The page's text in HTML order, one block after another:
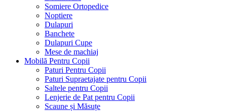
Somiere Ortopedice
Noptiere
Dulapuri
Banchete
Dulapuri Cupe
Mese de machiaj
Mobilă Pentru Copii
Paturi Pentru Copii
Paturi Supraetajate pentru Copii
Saltele pentru Copii
Lenjerie de Pat pentru Copii
Scaune și Măsuțe